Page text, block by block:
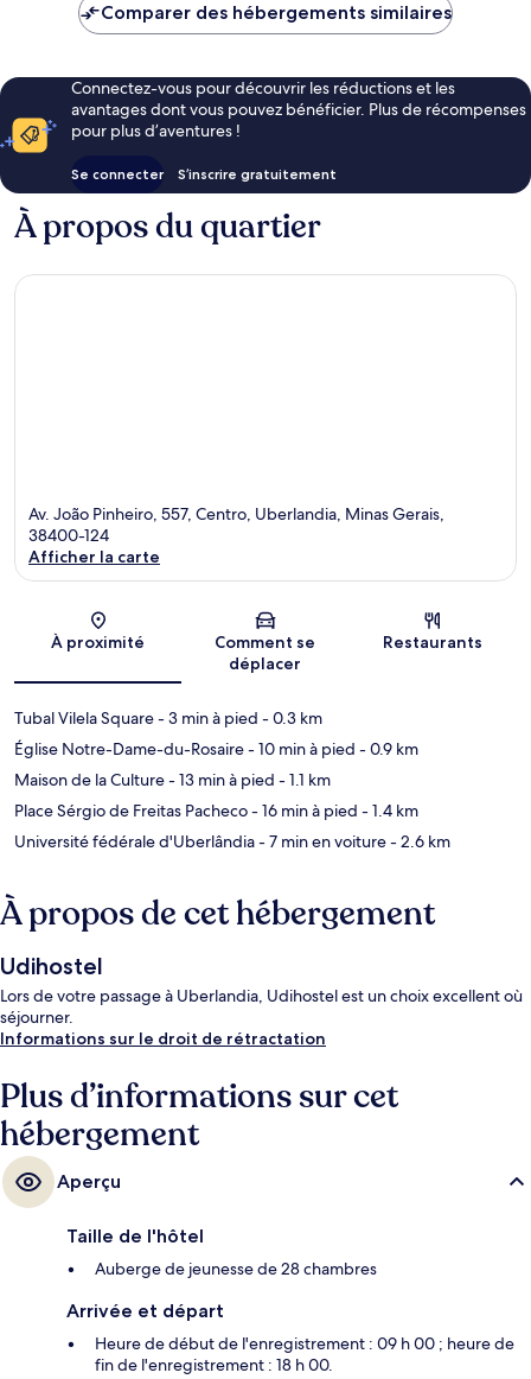
de
Comparer des hébergements similaires
Connectez-vous pour découvrir les réductions et les
avantages dont vous pouvez bénéficier. Plus de récompenses
pour plus d’aventures !
Se connecter S’inscrire gratuitement
À propos du quartier
Av. João Pinheiro, 557, Centro, Uberlandia, Minas Gerais,
38400-124
Afficher la carte
À proximité
Comment se
déplacer
Restaurants
Tubal Vilela Square- 3 min à pied - 0.3 km
Église Notre-Dame-du-Rosaire- 10 min à pied - 0.9 km
Maison de la Culture- 13 min à pied - 1.1 km
Place Sérgio de Freitas Pacheco- 16 min à pied - 1.4 km
Université fédérale d'Uberlândia- 7 min en voiture- 2.6 km
À propos de cet hébergement
Udihostel
Lors de votre passage à Uberlandia, Udihostel est un choix excellent où
séjourner.
Informations sur le droit de rétractation
Plus d’informations sur cet
hébergement
Aperçu
Taille de l'hôtel
Auberge de jeunesse de 28 chambres
Arrivée et départ
Heure de début de l'enregistrement : 09 h 00 ; heure de
fin de l'enregistrement : 18 h 00.